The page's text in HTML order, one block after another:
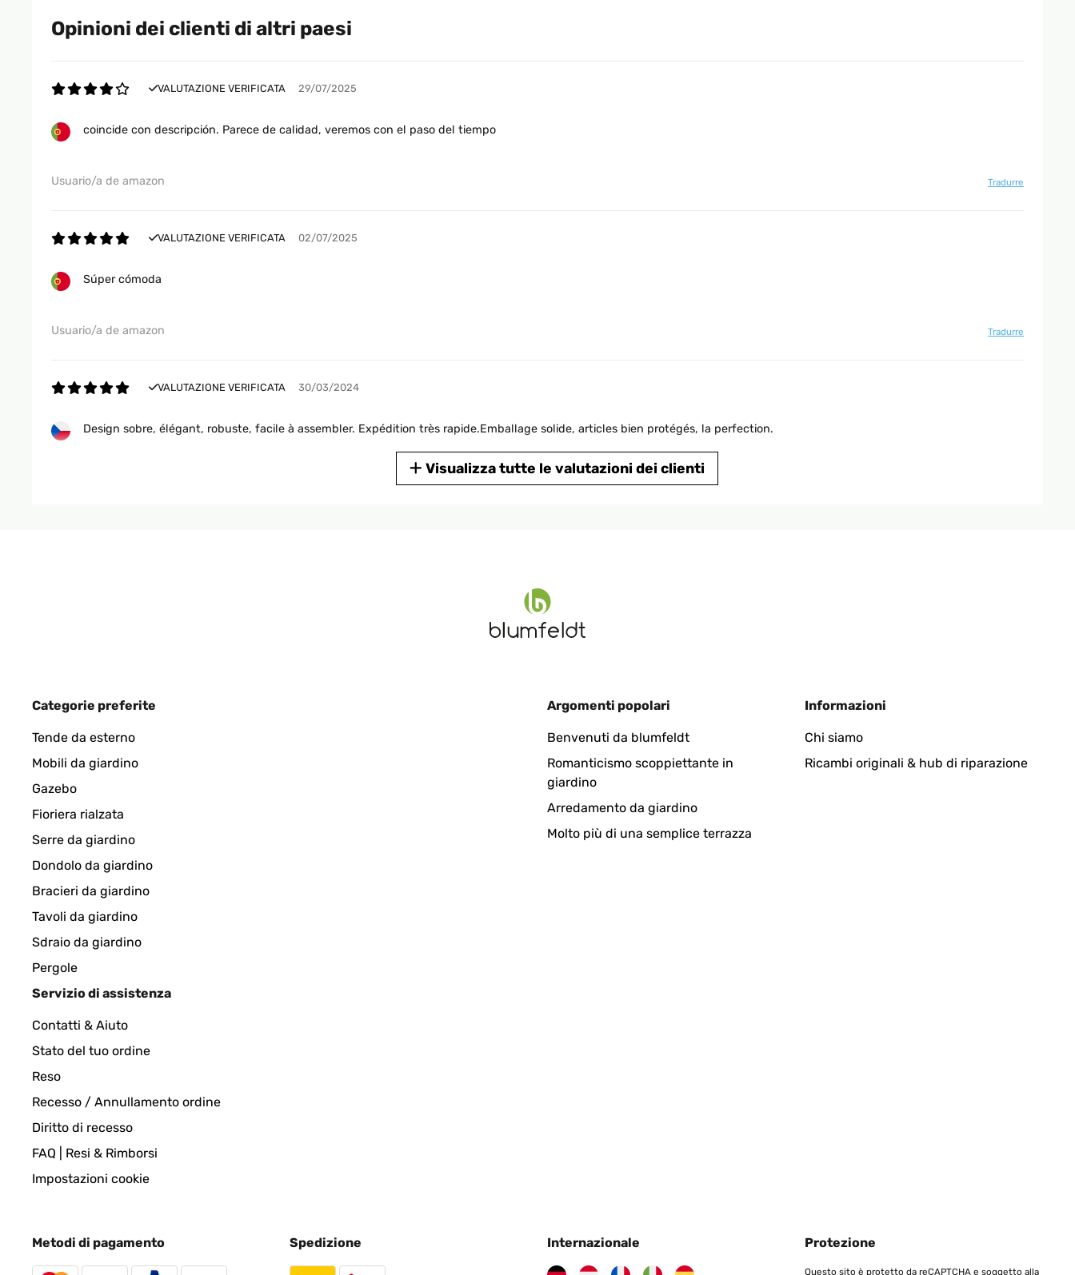
Opinioni dei clienti di altri paesi
VALUTAZIONE VERIFICATA 29/07/2025
coincide con descripción. Parece de calidad, veremos con el paso del tiempo
Usuario/a de amazon Tradurre
VALUTAZIONE VERIFICATA 02/07/2025
Súper cómoda
Usuario/a de amazon Tradurre
VALUTAZIONE VERIFICATA 30/03/2024
Design sobre, élégant, robuste, facile à assembler. Expédition très rapide.Emballage solide, articles bien protégés, la perfection.
L’ho sfruttato al massimo tutta estate. È una droga perché una volta che ti sdrai … ciao e chi ha voglia di alzarsi Facile da montare niente di complicato. Ho letto alcuni
recensioni dove si lamentano che il prodotto è arrivato con qualche graffio … e allora …?! Non è che lo devo mettere in mostra va usato. Per aprire e chiuderla ci metti un
attimo. E compatto e leggero ma di ottimo fattura.
Utente Amazon
Bequeme Liege und schnelle Lieferung Super Liege, bequem, schnelle Lieferung
Amazon-Benutzer
Amazon-Benutzer
Visualizza tutte le valutazioni dei clienti
Categorie preferite
Tende da esterno
Mobili da giardino
Gazebo
Fioriera rialzata
Serre da giardino
Dondolo da giardino
Bracieri da giardino
Tavoli da giardino
Sdraio da giardino
Pergole
Argomenti popolari
Benvenuti da blumfeldt
Romanticismo scoppiettante in
giardino
Arredamento da giardino
Molto più di una semplice terrazza
Informazioni
Chi siamo
Ricambi originali & hub di riparazione
Servizio di assistenza
Contatti & Aiuto
Stato del tuo ordine
Reso
Recesso / Annullamento ordine
Diritto di recesso
FAQ | Resi & Rimborsi
Impostazioni cookie
Metodi di pagamento Spedizione Internazionale Protezione
Questo sito è protetto da reCAPTCHA e soggetto alla